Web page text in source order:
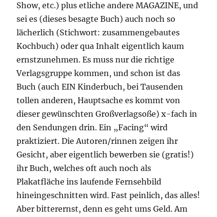
Show, etc.) plus etliche andere MAGAZINE, und
sei es (dieses besagte Buch) auch noch so
lächerlich (Stichwort: zusammengebautes
Kochbuch) oder qua Inhalt eigentlich kaum
ernstzunehmen. Es muss nur die richtige
Verlagsgruppe kommen, und schon ist das
Buch (auch EIN Kinderbuch, bei Tausenden
tollen anderen, Hauptsache es kommt von
dieser gewünschten Großverlagsoße) x-fach in
den Sendungen drin. Ein „Facing“ wird
praktiziert. Die Autoren/rinnen zeigen ihr
Gesicht, aber eigentlich bewerben sie (gratis!)
ihr Buch, welches oft auch noch als
Plakatfläche ins laufende Fernsehbild
hineingeschnitten wird. Fast peinlich, das alles!
Aber bitterernst, denn es geht ums Geld. Am